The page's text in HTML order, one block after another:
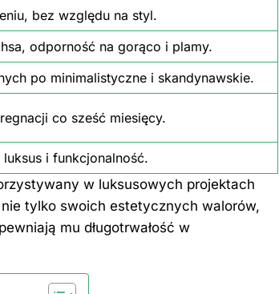
bez względu na styl.
odporność na gorąco i plamy.
po minimalistyczne i skandynawskie.
co sześć miesięcy.
i funkcjonalność.
w luksusowych projektach
tylko swoich estetycznych walorów,
mu długotrwałość w